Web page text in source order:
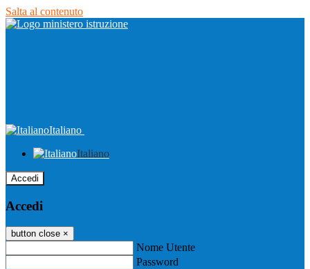
Salta al contenuto
Italiano
Italiano
Accedi
Accedi
button close ×
Nome Utente
Password